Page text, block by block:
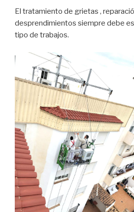
El tratamiento de grietas ,
desprendimientos siempre debe
tipo de trabajos.